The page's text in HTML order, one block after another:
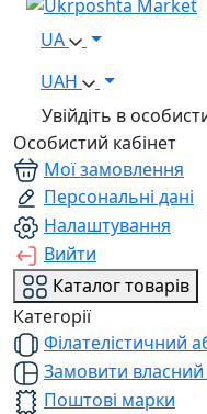
UA
UAH
Увійдіть в
Особистий кабінет
Мої замовлення
Персональні дані
Налаштування
Вийти
Каталог товарів
Категорії
Філателістичний
Замовити
Поштові марки